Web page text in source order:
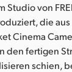
Studio von
die aus
Cinema
den fertigen
schien,